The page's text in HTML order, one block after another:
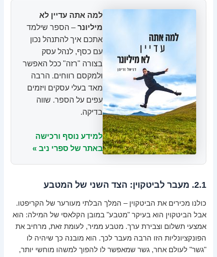
למה אתה עדיין לא
מיליונר – הספר שילמד
אתכם איך להתנהל נכון
עם כסף, לנהל עסק
בצורה "רזה" ככל האפשר
ולמקסם רווחים. הרבה
מאד בעלי עסקים ויזמים
עפים על הספר. שווה
בדיקה.
למידע נוסף ורכישה
באתר של ספרי ניב »
2.1. מעבר לביטקוין: הצד השני של המטבע
כולנו מכירים את הביטקוין – המלך הבלתי מעורער של הקריפטו.
אבל הביטקוין הוא בעיקר "מטבע" במובן הקלאסי של המילה: הוא
אמצעי תשלום וצבירת ערך. מטבע ממיר, לעומת זאת, מרחיב את
הפונקציונליות הזו הרבה מעבר לכך. הוא מובנה כך שיהיה לו
"גשר" לעולם אחר, גשר שמאפשר לו להפוך למשהו מוחשי יותר,